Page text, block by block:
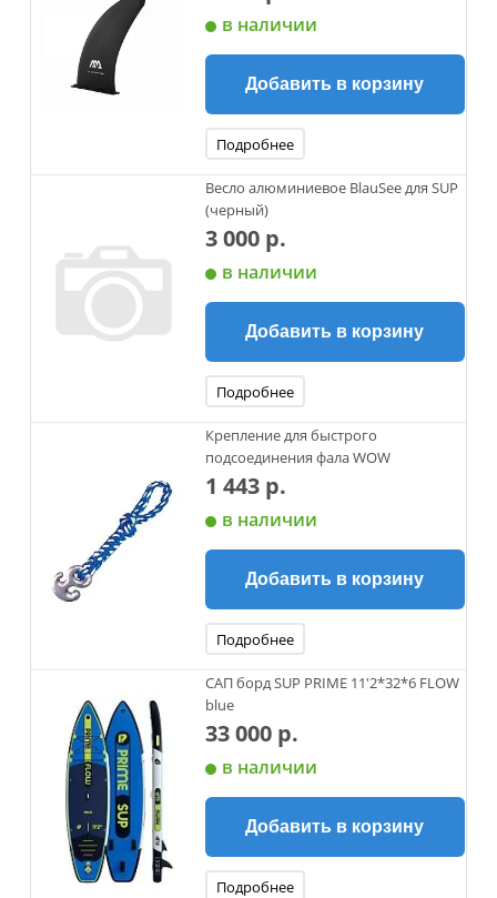
в наличии
Добавить в корзину
Подробнее
Весло алюминиевое BlauSee для SUP
(черный)
3 000 р.
в наличии
Добавить в корзину
Подробнее
Крепление для быстрого
подсоединения фала WOW
1 443 р.
в наличии
Добавить в корзину
Подробнее
САП борд SUP PRIME 11'2*32*6 FLOW
blue
33 000 р.
в наличии
Добавить в корзину
Подробнее